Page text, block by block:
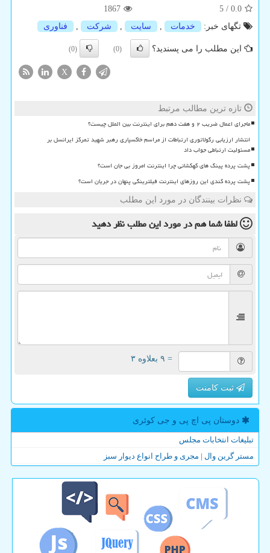
0.0
/
5
1867
تگهای خبر:
خدمات , سایت , شركت , فناوری
این مطلب را می پسندید؟ (0)
(0)
X
تازه ترین مطالب مرتبط
ماجرای اعمال ضریب ۲ و هفت دهم برای اینترنت بین الملل چیست؟
انتشار ارزیابی رگولاتوری ارتباطات از مراسم خاکسپاری رهبر شهید تمرکز ایرانسل بر
مسئولیت ارتباطی جواب داد
پشت پرده پینگ های کهکشانی چرا اینترنت امروز بی جان است؟
پشت پرده کندی این روزهای اینترنت فیلترینگی پنهان در جریان است؟
نظرات بینندگان در مورد این مطلب
لطفا شما همدر مورد این مطلبنظر دهید
= ۹ بعلاوه ۳
ثبت کامنت
دوستان پی اچ پی و جی كوئری
تبلیغات انتخابات مجلس
مستر گرین وال | مجری و طراح انواع دیوار سبز